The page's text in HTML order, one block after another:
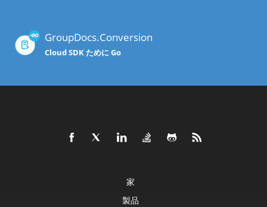
GroupDocs.Conversion
Cloud SDK ために Go
家
製品